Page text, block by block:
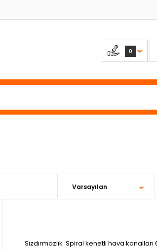
0
Sızdırmazlık Spiral kenetli hava kanalları